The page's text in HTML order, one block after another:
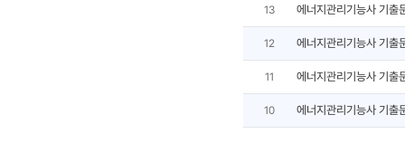
13 에너지관리기능사 기출
12 에너지관리기능사 기출
11 에너지관리기능사 기출
10 에너지관리기능사 기출